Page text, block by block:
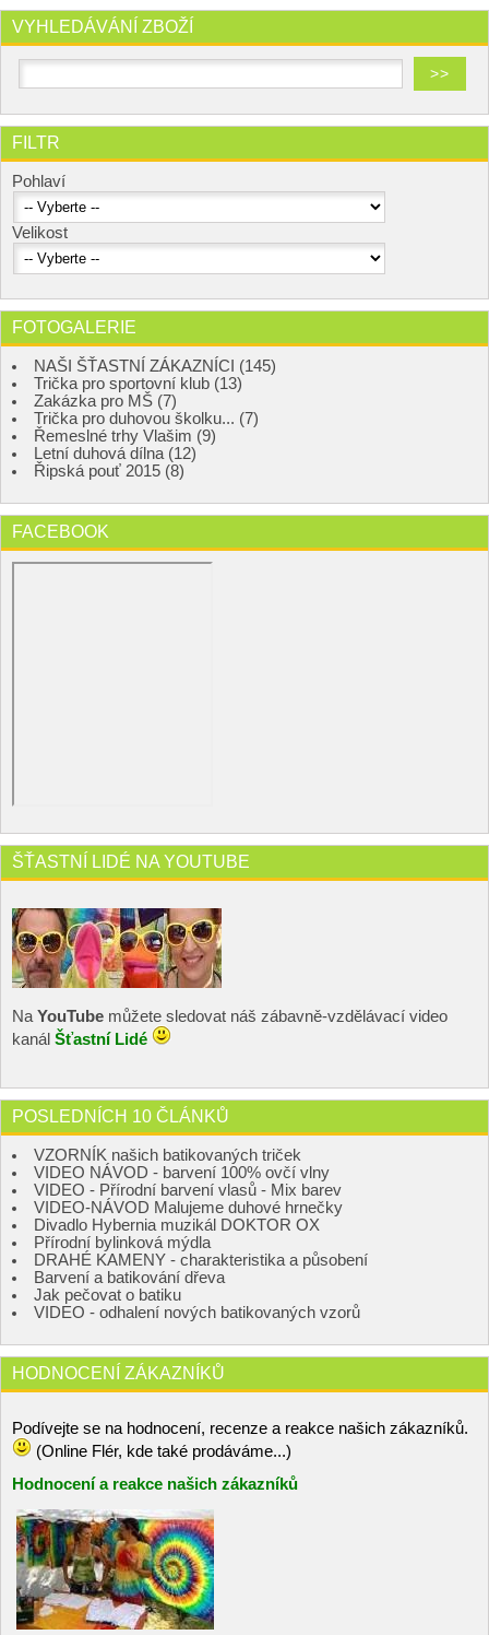
VYHLEDÁVÁNÍ ZBOŽÍ
FILTR
Pohlaví
Velikost
FOTOGALERIE
NAŠI ŠŤASTNÍ ZÁKAZNÍCI (145)
Trička pro sportovní klub (13)
Zakázka pro MŠ (7)
Trička pro duhovou školku... (7)
Řemeslné trhy Vlašim (9)
Letní duhová dílna (12)
Řipská pouť 2015 (8)
FACEBOOK
ŠŤASTNÍ LIDÉ NA YOUTUBE
Na YouTube můžete sledovat náš zábavně-vzdělávací video
kanál Šťastní Lidé
POSLEDNÍCH 10 ČLÁNKŮ
VZORNÍK našich batikovaných triček
VIDEO NÁVOD - barvení 100% ovčí vlny
VIDEO - Přírodní barvení vlasů - Mix barev
VIDEO-NÁVOD Malujeme duhové hrnečky
Divadlo Hybernia muzikál DOKTOR OX
Přírodní bylinková mýdla
DRAHÉ KAMENY - charakteristika a působení
Barvení a batikování dřeva
Jak pečovat o batiku
VIDEO - odhalení nových batikovaných vzorů
HODNOCENÍ ZÁKAZNÍKŮ
Podívejte se na hodnocení, recenze a reakce našich zákazníků.
(Online Flér, kde také prodáváme...)
Hodnocení a reakce našich zákazníků